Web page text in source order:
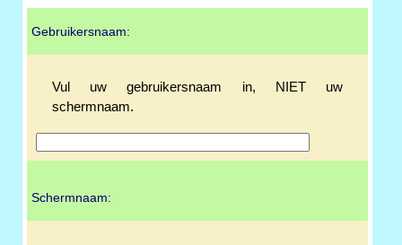
Gebruikersnaam:
Vul uw gebruikersnaam in, NIET uw
schermnaam.
Schermnaam: